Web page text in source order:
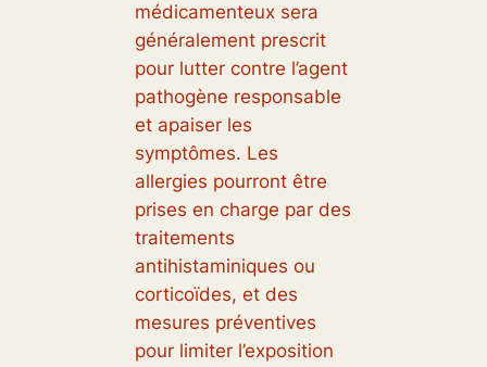
médicamenteux sera
généralement prescrit
pour lutter contre l’agent
pathogène responsable
et apaiser les
symptômes. Les
allergies pourront être
prises en charge par des
traitements
antihistaminiques ou
corticoïdes, et des
mesures préventives
pour limiter l’exposition